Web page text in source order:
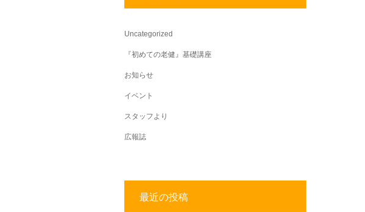
Uncategorized
『初めての老健』基礎講座
お知らせ
イベント
スタッフより
広報誌
最近の投稿